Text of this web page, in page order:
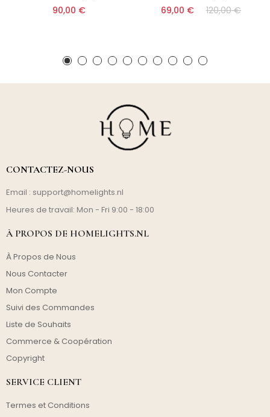
90,00 € 69,00 € 120,00 €
CONTACTEZ-NOUS
Email : support@homelights.nl
Heures de travail: Mon - Fri 9:00 - 18:00
À PROPOS DE HOMELIGHTS.NL
À Propos de Nous
Nous Contacter
Mon Compte
Suivi des Commandes
Liste de Souhaits
Commerce & Coopération
Copyright
SERVICE CLIENT
Termes et Conditions